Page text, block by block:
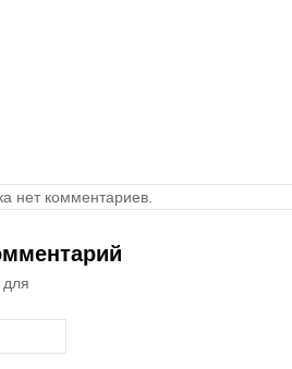
нет комментариев.
для